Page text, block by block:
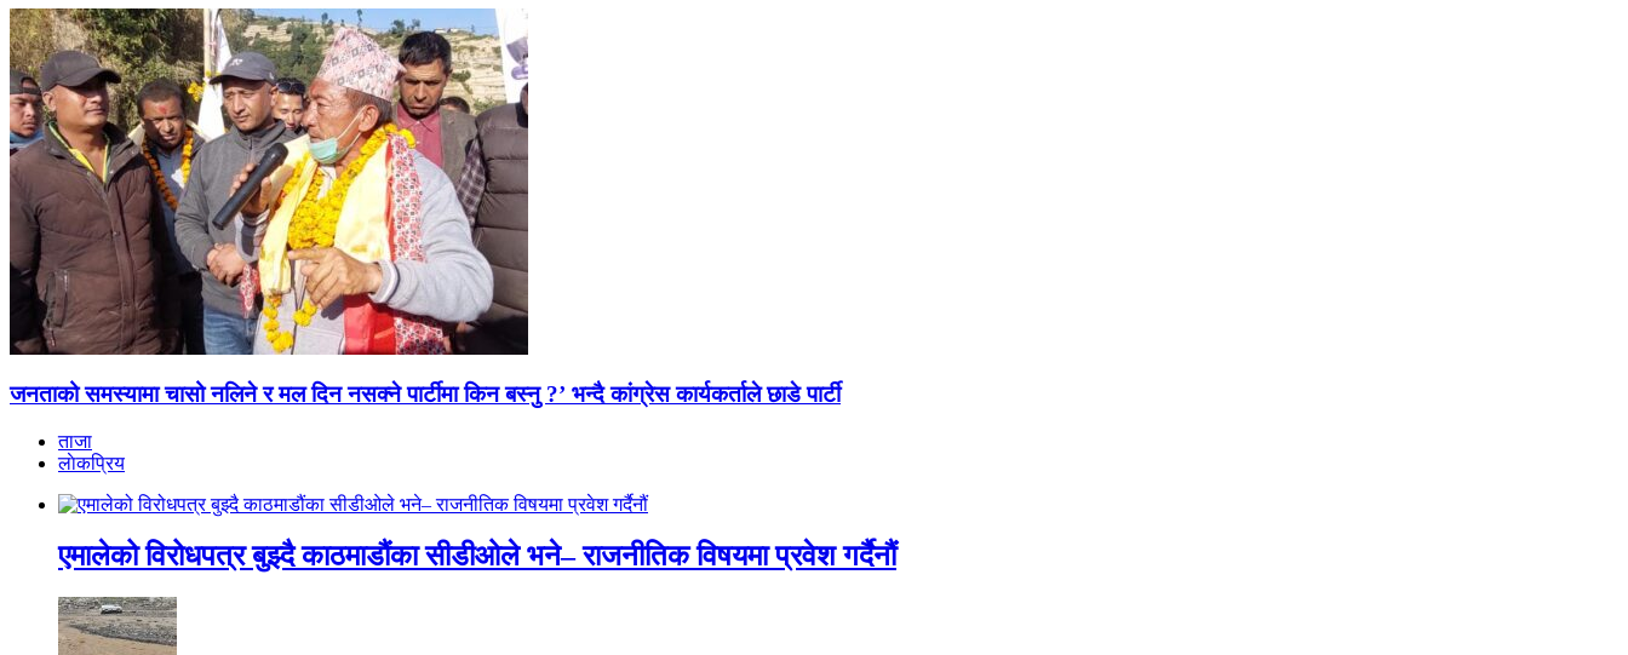
जनताको समस्यामा चासो नलिने र मल दिन नसक्ने पार्टीमा किन बस्नु ?’ भन्दै कांग्रेस कार्यकर्ताले छाडे पार्टी
ताजा
लाेकप्रिय
एमालेको विरोधपत्र बुझ्दै काठमाडौंका सीडीओले भने– राजनीतिक विषयमा प्रवेश गर्दैनौं